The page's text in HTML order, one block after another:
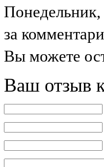
за
Вы можете
Ваш отзыв